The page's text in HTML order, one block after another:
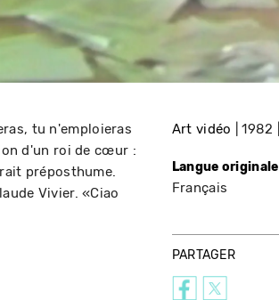
tu n'emploieras
d'un roi de cœur :
préposthume.
Vivier. «Ciao
Art vidéo 1982
Langue originale
Français
PARTAGER